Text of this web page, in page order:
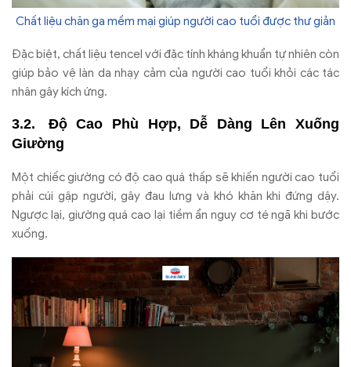
Chất liệu chăn ga mềm mại giúp người cao tuổi được thư giản
Đặc biệt, chất liệu tencel với đặc tính kháng khuẩn tự nhiên còn
giúp bảo vệ làn da nhạy cảm của người cao tuổi khỏi các tác
nhân gây kích ứng.
Độ Cao Phù Hợp, Dễ Dàng Lên Xuống
Giường
Một chiếc giường có độ cao quá thấp sẽ khiến người cao tuổi
phải cúi gập người, gây đau lưng và khó khăn khi đứng dậy.
Ngược lại, giường quá cao lại tiềm ẩn nguy cơ té ngã khi bước
xuống.